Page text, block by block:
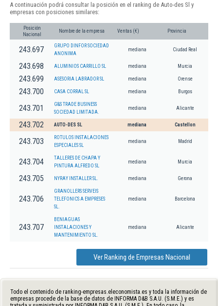
A continuación podrá consultar la posición en el ranking de Auto-des Sl y
empresas con posiciones similares:
Posición
Nacional
Nombre de la empresa Ventas (€) Provincia
243.697
GRUPO DINFOR SOCIEDAD
ANONIMA
mediana Ciudad Real
243.698 ALUMINIOS CARRILLO SL mediana Murcia
243.699 ASESORIA LABRADOR SL mediana Orense
243.700 CASA CORRAL SL mediana Burgos
243.701
G&S TRADE BUSINESS
SOCIEDAD LIMITADA.
mediana Alicante
243.702 AUTO-DES SL mediana Castellon
243.703
ROTULOS INSTALACIONES
ESPECIALES SL
mediana Madrid
243.704
TALLERES DE CHAPA Y
PINTURA ALFREDO SL
mediana Murcia
243.705 NYRAY INSTALLER SL. mediana Gerona
243.706
GRANOLLERS SERVEIS
TELEFONICS A EMPRESES
SL.
mediana Barcelona
243.707
BENIAGUAS
INSTALACIONES Y
MANTENIMIENTO SL.
mediana Alicante
Ver Ranking de Empresas Nacional
Todo el contenido de ranking-empresas.eleconomista.es y toda la información de
empresas procede de la base de datos de INFORMA D&B S.A.U. (S.M.E.) y es